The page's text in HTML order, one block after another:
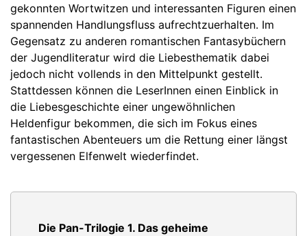
gekonnten Wortwitzen und interessanten Figuren einen
spannenden Handlungsfluss aufrechtzuerhalten. Im
Gegensatz zu anderen romantischen Fantasybüchern
der Jugendliteratur wird die Liebesthematik dabei
jedoch nicht vollends in den Mittelpunkt gestellt.
Stattdessen können die LeserInnen einen Einblick in
die Liebesgeschichte einer ungewöhnlichen
Heldenfigur bekommen, die sich im Fokus eines
fantastischen Abenteuers um die Rettung einer längst
vergessenen Elfenwelt wiederfindet.
Die Pan-Trilogie 1. Das geheime